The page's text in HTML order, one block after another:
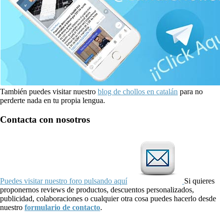
También puedes visitar nuestro blog de chollos en catalán para no
perderte nada en tu propia lengua.
Contacta con nosotros
Puedes visitar nuestro foro pulsando aquí
Si quieres
proponernos reviews de productos, descuentos personalizados,
publicidad, colaboraciones o cualquier otra cosa puedes hacerlo desde
nuestro formulario de contacto.